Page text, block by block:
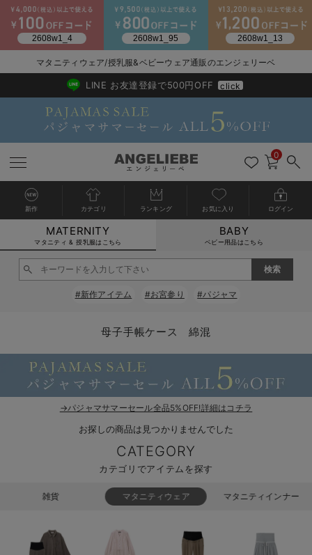
マタニティウェア全て
マタニティ ワンピース
マタニティ トップス
マタニティ アウター（コート）・ママコート
マタニティ 下着・インナー全て
授乳ブラ・マタニティブラ（マタニティインナー・産後用品）
マタニティ 授乳 キャミソール
産褥ショーツ
骨盤・マタニティベルト （妊娠中・産後）
マタニティ 腹巻き
授乳服全て
マタニティ フォーマル全て
マタニティ スーツ
マタニティ フォーマル パンツ・ボトムス
授乳用品全て
妊婦用 抱き枕・授乳クッション
マタニティレッグウェア全て
マタニティストッキング・タイツ
マタニティ ボディケア全て
アウトレット全て
【アウトレット】ワンピース
【アウトレット】パジャマ
【アウトレット】インナー
【アウトレット】ベビー
特集全て
コットン素材
ブラトップ
快適機能ウェア特集 トップス
再入荷全て
再入荷｜インナー
戻る
送料無料アイテム全て
ワンピース
スカート
パジャマ
インナー
ベビー
戻る
ブラキャミ おまとめ
MAX55%OFF ブラックフ
戻る
【37周年祭セール】
【37周年祭セール】
戻る
気温差別オススメア
【15℃】3月下旬～
戻る
動きやすく着回しで
戻る
強撚スムース(コスパ
戻る
マタニティウェア
【おまとめ割】パジ
戻る
こだわりの履き心地
カジュアル
オフィス
戻る
ジャケット派
きれいめ美脚パンツ派
ツィード派
王道シンプル派
戻る
出産準備応援割全て
マタニティパジャマ
戻る
【オフィスカジュア
戻る
レギンスタイプ
戻る
【フォーマル】ワン
戻る
【ベビー】長袖
戻る
ハンカチ
短肌着
セット
戻る
快適ウェア10%OFF
快適ウェア10%OFF
戻る
春のマタニティワン
セットアップ・ レイ
ジャンパースカート/
ワーク・オフィス
カジュアル
あったかアイテム｜
戻る
Gift Selection 出産
〜3,000円（税込）
10,001円（税込）〜
女の子におススメの
男の子におススメの
もらって嬉しいギフト
何枚あっても嬉しい
戻る
冬の冷え対策インナ
薄くてあったか
保温&リカバリー
レギンス・タイツ
カップ付きインナー
裏起毛素材
戻る
入院準備の持ち物チ
入院してすぐ使うグ
戻る
冬のあったか特集全て
【冬のあったか特集
【冬のあったか特集
マタニティウェア/授乳服&ベビーウェア通販のエンジェリーベ
2026/NewArrival
送料495円(一部地域を除く) 7,700円以上で送料無料
LINE お友達登録で500円OFF click
0
新作 カテゴリ ランキング お気に入り ログイン
MATERNITY
マタニティ & 授乳服はこちら
BABY
ベビー用品はこちら
#新作アイテム #お宮参り #パジャマ
母子手帳ケース 綿混
→パジャマサマーセール全品5%OFF!詳細はコチラ
お探しの商品は見つかりませんでした
CATEGORY
カテゴリでアイテムを探す
雑貨 マタニティウェア マタニティインナー
カートに入れる
閉じる